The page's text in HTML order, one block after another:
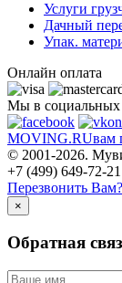
Услуги
Дачный
Упак.
Онлайн оплата
Мы в социальных
MOVING.RUвам
© 2001-2026.
+7 (499) 649-72-21
Перезвонить Вам?
×
Обратная